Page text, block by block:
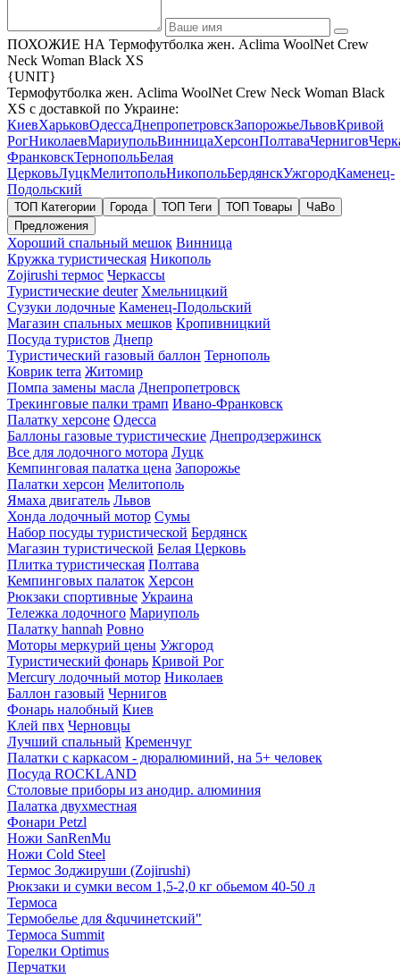
ПОХОЖИЕ НА Термофутболка жен. Aclima WoolNet Crew
Neck Woman Black XS
{UNIT}
Термофутболка жен. Aclima WoolNet Crew Neck Woman Black
XS с доставкой по Украине:
КиевХарьковОдессаДнепропетровскЗапорожьеЛьвовКривой
РогНиколаевМариупольВинницаХерсонПолтаваЧернигов
ФранковскТернопольБелая
ЦерковьЛуцкМелитопольНикопольБердянскУжгородКаменец-
Подольский
ТОП Категории Города ТОП Теги ТОП Товары
ЧаВо
Предложения
Хороший спальный мешок Винница
Кружка туристическая Никополь
Zojirushi термос Черкассы
Туристические deuter Хмельницкий
Сузуки лодочные Каменец-Подольский
Магазин спальных мешков Кропивницкий
Посуда туристов Днепр
Туристический газовый баллон Тернополь
Коврик terra Житомир
Помпа замены масла Днепропетровск
Трекинговые палки трамп Ивано-Франковск
Палатку херсоне Одесса
Баллоны газовые туристические Днепродзержинск
Все для лодочного мотора Луцк
Кемпинговая палатка цена Запорожье
Палатки херсон Мелитополь
Ямаха двигатель Львов
Хонда лодочный мотор Сумы
Набор посуды туристической Бердянск
Магазин туристической Белая Церковь
Плитка туристическая Полтава
Кемпинговых палаток Херсон
Рюкзаки спортивные Украина
Тележка лодочного Мариуполь
Палатку hannah Ровно
Моторы меркурий цены Ужгород
Туристический фонарь Кривой Рог
Mercury лодочный мотор Николаев
Баллон газовый Чернигов
Фонарь налобный Киев
Клей пвх Черновцы
Лучший спальный Кременчуг
Палатки с каркасом - дюралюминий, на 5+ человек
Посуда ROCKLAND
Столовые приборы из анодир. алюминия
Палатка двухместная
Фонари Petzl
Ножи SanRenMu
Ножи Cold Steel
Термос Зоджируши (Zojirushi)
Рюкзаки и сумки весом 1,5-2,0 кг обьемом 40-50 л
Термоса
Термобелье для &quчинетский"
Термоса Summit
Горелки Optimus
Перчатки